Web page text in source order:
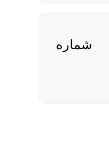
شماره